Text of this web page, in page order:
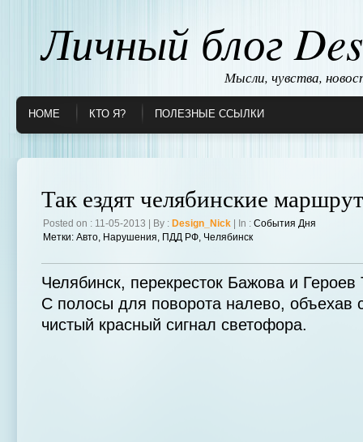
Личный блог
Мысли, чувства,
HOME КТО Я? ПОЛЕЗНЫЕ ССЫЛКИ
Так ездят челябинские
Posted on : 11-05-2013 | By : Design_Nick | In : События Дня
Метки: Авто, Нарушения, ПДД РФ, Челябинск
Челябинск, перекресток Бажова и Героев
С полосы для поворота налево,
чистый красный сигнал светофора.